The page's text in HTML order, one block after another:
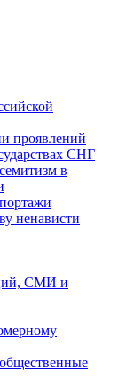
проявлений
СНГ
в
ненависти
СМИ и